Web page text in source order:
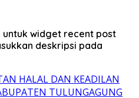
untuk widget recent post
deskripsi pada